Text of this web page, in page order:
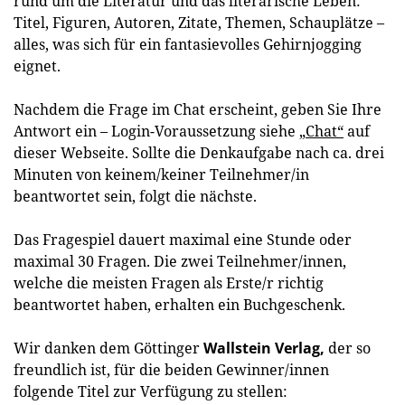
Titel, Figuren, Autoren, Zitate, Themen, Schauplätze –
alles, was sich für ein fantasievolles Gehirnjogging
eignet.
Nachdem die Frage im Chat erscheint, geben Sie Ihre
Antwort ein – Login-Voraussetzung siehe „Chat“auf
dieser Webseite. Sollte die Denkaufgabe nach ca. drei
Minuten von keinem/keiner Teilnehmer/in
beantwortet sein, folgt die nächste.
Das Fragespiel dauert maximal eine Stunde oder
maximal 30 Fragen. Die zwei Teilnehmer/innen,
welche die meisten Fragen als Erste/r richtig
beantwortet haben, erhalten ein Buchgeschenk.
Wir danken dem GöttingerWallstein Verlag, der so
freundlich ist, für die beiden Gewinner/innen
folgende Titel zur Verfügung zu stellen: